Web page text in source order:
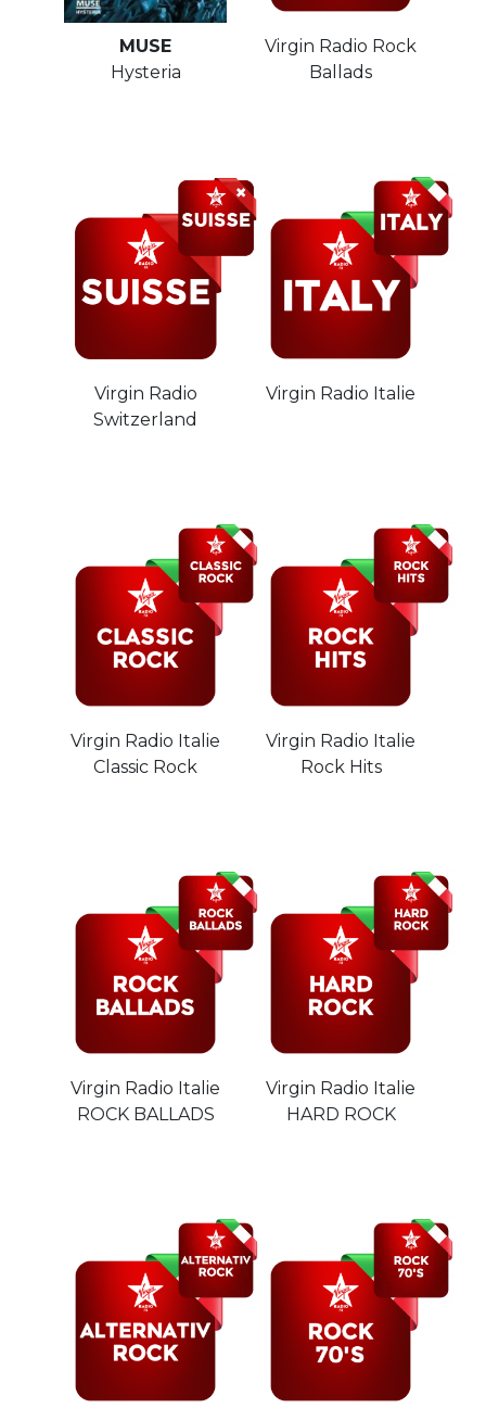
MUSE
Hysteria
Virgin Radio Rock
Ballads
Virgin Radio
Switzerland
Virgin Radio Italie
Virgin Radio Italie
Classic Rock
Virgin Radio Italie
Rock Hits
Virgin Radio Italie
ROCK BALLADS
Virgin Radio Italie
HARD ROCK